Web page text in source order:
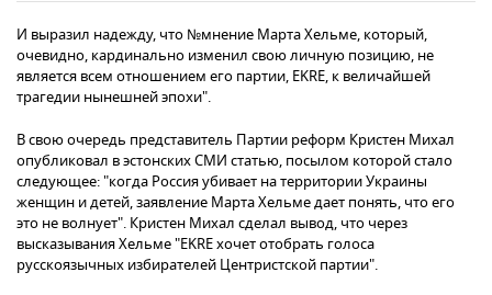
И выразил надежду, что №мнение Марта Хельме, который,
очевидно, кардинально изменил свою личную позицию, не
является всем отношением его партии, EKRE, к величайшей
трагедии нынешней эпохи".
В свою очередь представитель Партии реформ Кристен Михал
опубликовал в эстонских СМИ статью, посылом которой стало
следующее: "когда Россия убивает на территории Украины
женщин и детей, заявление Марта Хельме дает понять, что его
это не волнует". Кристен Михал сделал вывод, что через
высказывания Хельме "EKRE хочет отобрать голоса
русскоязычных избирателей Центристской партии".